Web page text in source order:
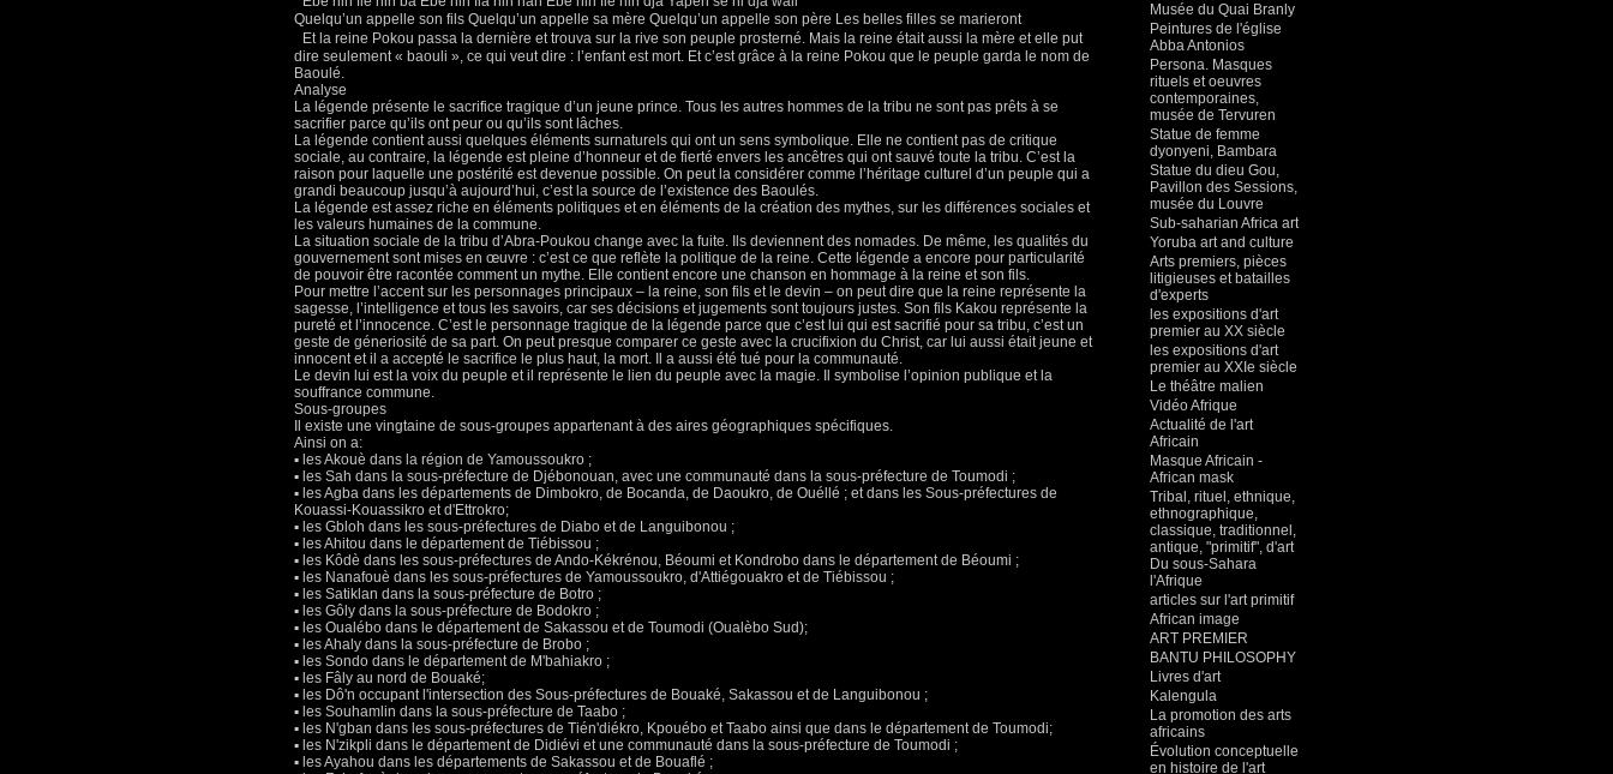
Quelqu’un appelle son fils Quelqu’un appelle sa mère Quelqu’un appelle son père Les belles filles se marieront
Et la reine Pokou passa la dernière et trouva sur la rive son peuple prosterné. Mais la reine était aussi la mère et elle put
dire seulement « baouli », ce qui veut dire : l’enfant est mort. Et c’est grâce à la reine Pokou que le peuple garda le nom de
Baoulé.
Analyse
La légende présente le sacrifice tragique d’un jeune prince. Tous les autres hommes de la tribu ne sont pas prêts à se
sacrifier parce qu’ils ont peur ou qu’ils sont lâches.
La légende contient aussi quelques éléments surnaturels qui ont un sens symbolique. Elle ne contient pas de critique
sociale, au contraire, la légende est pleine d’honneur et de fierté envers les ancêtres qui ont sauvé toute la tribu. C’est la
raison pour laquelle une postérité est devenue possible. On peut la considérer comme l’héritage culturel d’un peuple qui a
grandi beaucoup jusqu’à aujourd’hui, c’est la source de l’existence des Baoulés.
La légende est assez riche en éléments politiques et en éléments de la création des mythes, sur les différences sociales et
les valeurs humaines de la commune.
La situation sociale de la tribu d’Abra-Poukou change avec la fuite. Ils deviennent des nomades. De même, les qualités du
gouvernement sont mises en œuvre : c’est ce que reflète la politique de la reine. Cette légende a encore pour particularité
de pouvoir être racontée comment un mythe. Elle contient encore une chanson en hommage à la reine et son fils.
Pour mettre l’accent sur les personnages principaux – la reine, son fils et le devin – on peut dire que la reine représente la
sagesse, l’intelligence et tous les savoirs, car ses décisions et jugements sont toujours justes. Son fils Kakou représente la
pureté et l’innocence. C’est le personnage tragique de la légende parce que c’est lui qui est sacrifié pour sa tribu, c’est un
geste de géneriosité de sa part. On peut presque comparer ce geste avec la crucifixion du Christ, car lui aussi était jeune et
innocent et il a accepté le sacrifice le plus haut, la mort. Il a aussi été tué pour la communauté.
Le devin lui est la voix du peuple et il représente le lien du peuple avec la magie. Il symbolise l’opinion publique et la
souffrance commune.
Sous-groupes
Il existe une vingtaine de sous-groupes appartenant à des aires géographiques spécifiques.
Ainsi on a:
▪ les Akouè dans la région de Yamoussoukro ;
▪ les Sah dans la sous-préfecture de Djébonouan, avec une communauté dans la sous-préfecture de Toumodi ;
▪ les Agba dans les départements de Dimbokro, de Bocanda, de Daoukro, de Ouéllé ; et dans les Sous-préfectures de
Kouassi-Kouassikro et d'Ettrokro;
▪ les Gbloh dans les sous-préfectures de Diabo et de Languibonou ;
▪ les Ahitou dans le département de Tiébissou ;
▪ les Kôdè dans les sous-préfectures de Ando-Kékrénou, Béoumi et Kondrobo dans le département de Béoumi ;
▪ les Nanafouè dans les sous-préfectures de Yamoussoukro, d'Attiégouakro et de Tiébissou ;
▪ les Satiklan dans la sous-préfecture de Botro ;
▪ les Gôly dans la sous-préfecture de Bodokro ;
▪ les Oualébo dans le département de Sakassou et de Toumodi (Oualèbo Sud);
▪ les Ahaly dans la sous-préfecture de Brobo ;
▪ les Sondo dans le département de M'bahiakro ;
▪ les Fâly au nord de Bouaké;
▪ les Dô'n occupant l'intersection des Sous-préfectures de Bouaké, Sakassou et de Languibonou ;
▪ les Souhamlin dans la sous-préfecture de Taabo ;
▪ les N'gban dans les sous-préfectures de Tién'diékro, Kpouébo et Taabo ainsi que dans le département de Toumodi;
▪ les N'zikpli dans le département de Didiévi et une communauté dans la sous-préfecture de Toumodi ;
▪ les Ayahou dans les départements de Sakassou et de Bouaflé ;
Musée du Quai Branly
Peintures de l'église
Abba Antonios
Persona. Masques
rituels et oeuvres
contemporaines,
musée de Tervuren
Statue de femme
dyonyeni, Bambara
Statue du dieu Gou,
Pavillon des Sessions,
musée du Louvre
Sub-saharian Africa art
Yoruba art and culture
Arts premiers, pièces
litigieuses et batailles
d'experts
les expositions d'art
premier au XX siècle
les expositions d'art
premier au XXIe siècle
Le théâtre malien
Vidéo Afrique
Actualité de l'art
Africain
Masque Africain -
African mask
Tribal, rituel, ethnique,
ethnographique,
classique, traditionnel,
antique, "primitif", d'art
Du sous-Sahara
l'Afrique
articles sur l'art primitif
African image
ART PREMIER
BANTU PHILOSOPHY
Livres d'art
Kalengula
La promotion des arts
africains
Évolution conceptuelle
en histoire de l'art